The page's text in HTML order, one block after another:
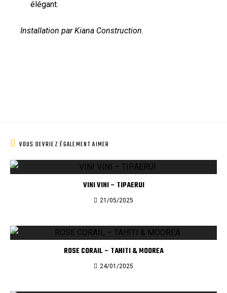
élégant.
Installation par Kiana Construction.
VOUS DEVRIEZ ÉGALEMENT AIMER
VINI VINI – TIPAERUI
21/05/2025
ROSE CORAIL – TAHITI & MOOREA
24/01/2025